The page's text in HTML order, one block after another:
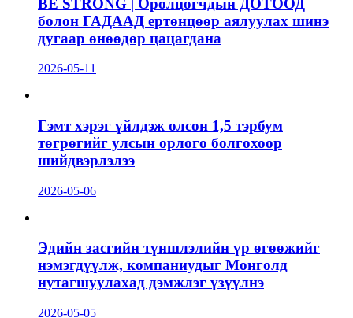
болон ГАДААД ертөнцөөр аялуулах шинэ
дугаар өнөөдөр цацагдана
2026-05-11
Гэмт хэрэг үйлдэж олсон 1,5 тэрбум
төгрөгийг улсын орлого болгохоор
шийдвэрлэлээ
2026-05-06
Эдийн засгийн түншлэлийн үр өгөөжийг
нэмэгдүүлж, компаниудыг Монголд
нутагшуулахад дэмжлэг үзүүлнэ
2026-05-05